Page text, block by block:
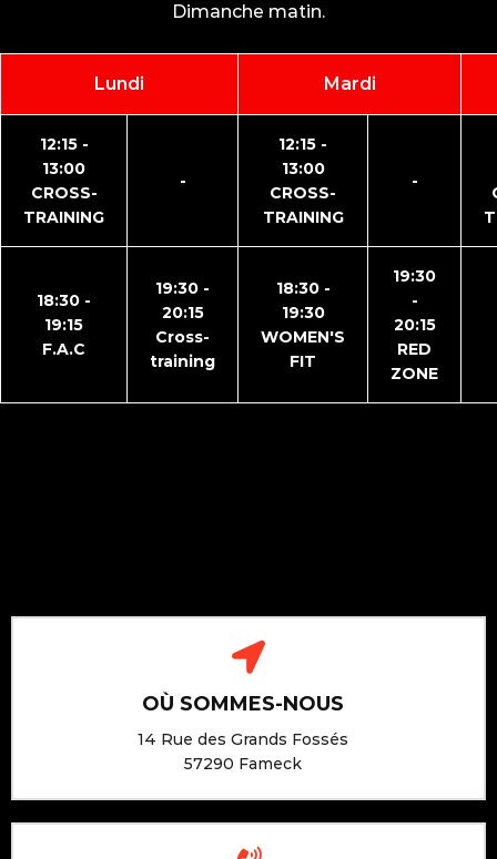
Dimanche matin.
Lundi Mardi
12:15 -
13:00
CROSS-
TRAINING
-
12:15 -
13:00
CROSS-
TRAINING
-
18:30 -
19:15
F.A.C
19:30 -
20:15
Cross-
training
18:30 -
19:30
WOMEN'S
FIT
19:30
-
20:15
RED
ZONE
OÙ SOMMES-NOUS
14 Rue des Grands Fossés
57290 Fameck